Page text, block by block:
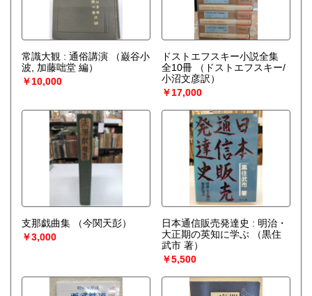
常識大観 : 通俗講演
（巌谷小
波, 加藤咄堂 編）
￥10,000
ドストエフスキー小説全集
全10冊
（ドストエフスキー/
小沼文彦訳）
￥17,000
支那戯曲集
（今関天彭）
￥3,000
日本通信販売発達史 : 明治・
大正期の英知に学ぶ
（黒住
武市 著）
￥5,500